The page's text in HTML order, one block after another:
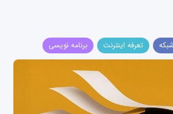
تعرفه اینترنت برنامه نویسی